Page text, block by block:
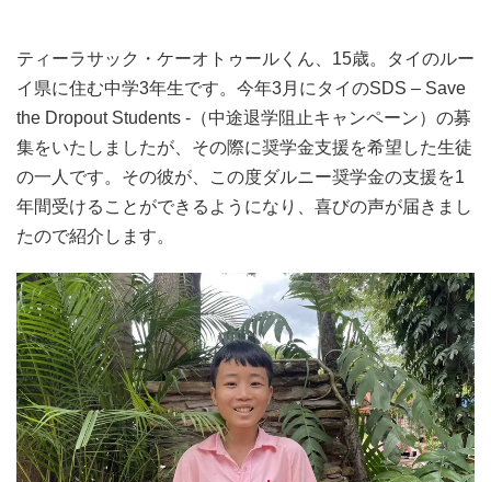
ティーラサック・ケーオトゥールくん、15歳。タイのルー
イ県に住む中学3年生です。今年3月にタイのSDS – Save
the Dropout Students -（中途退学阻止キャンペーン）の募
集をいたしましたが、その際に奨学金支援を希望した生徒
の一人です。その彼が、この度ダルニー奨学金の支援を1
年間受けることができるようになり、喜びの声が届きまし
たので紹介します。